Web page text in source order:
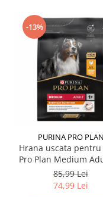
-13%
PURINA PRO PLAN
Hrana uscata
Pro Plan Medium
pui 3 kg
85,99 Lei
74,99 Lei